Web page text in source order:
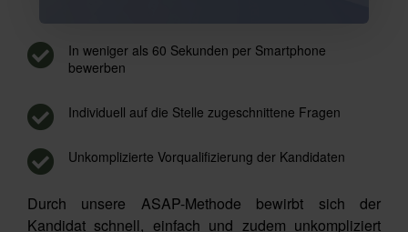
In weniger als 60 Sekunden per Smartphone
bewerben
Individuell auf die Stelle zugeschnittene Fragen
Unkomplizierte Vorqualifizierung der Kandidaten
Durch unsere ASAP-Methode bewirbt sich der
Kandidat schnell, einfach und zudem unkompliziert